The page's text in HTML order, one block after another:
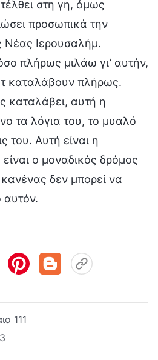
στη γη, όμως
προσωπικά την
Νέας Ιερουσαλήμ.
πλήρως μιλάω γι’ αυτήν,
καταλάβουν πλήρως.
καταλάβει, αυτή η
τα λόγια του, το μυαλό
του. Αυτή είναι η
ο μοναδικός δρόμος
δεν μπορεί να
αυτόν.
111